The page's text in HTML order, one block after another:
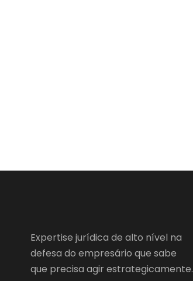
Expertise jurídica de alto nível na
defesa do empresário que sabe
que precisa agir estrategicamente.